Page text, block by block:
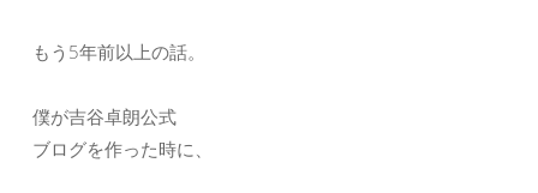
もう5年前以上の話。
僕が吉谷卓朗公式
ブログを作った時に、